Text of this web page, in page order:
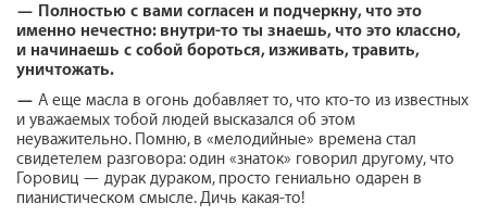
— Полностью с вами согласен и подчеркну, что это
именно нечестно: внутри-то ты знаешь, что это классно,
и начинаешь с собой бороться, изживать, травить,
уничтожать.
— А еще масла в огонь добавляет то, что кто-то из известных
и уважаемых тобой людей высказался об этом
неуважительно. Помню, в «мелодийные» времена стал
свидетелем разговора: один «знаток» говорил другому, что
Горовиц — дурак дураком, просто гениально одарен в
пианистическом смысле. Дичь какая-то!